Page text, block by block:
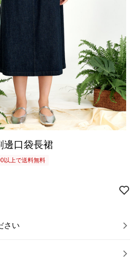
邊口袋長裙
以上で送料無料
さい